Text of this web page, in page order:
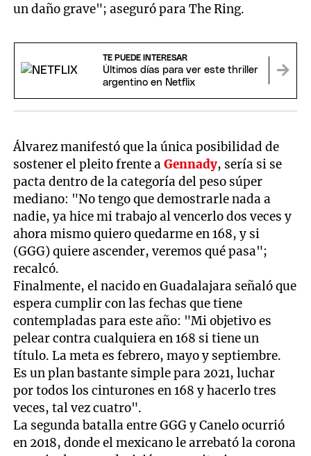
un daño grave"; aseguró para The Ring.
TE PUEDE INTERESAR
Últimos días para ver este thriller
argentino en Netflix
Álvarez manifestó que la única posibilidad de
sostener el pleito frente aGennady, sería si se
pacta dentro de la categoría del peso súper
mediano: "No tengo que demostrarle nada a
nadie, ya hice mi trabajo al vencerlo dos veces y
ahora mismo quiero quedarme en 168, y si
(GGG) quiere ascender, veremos qué pasa";
recalcó.
Finalmente, el nacido en Guadalajara señaló que
espera cumplir con las fechas que tiene
contempladas para este año: "Mi objetivo es
pelear contra cualquiera en 168 si tiene un
título. La meta es febrero, mayo y septiembre.
Es un plan bastante simple para 2021, luchar
por todos los cinturones en 168 y hacerlo tres
veces, tal vez cuatro".
La segunda batalla entre GGG y Canelo ocurrió
en 2018, donde el mexicano le arrebató la corona